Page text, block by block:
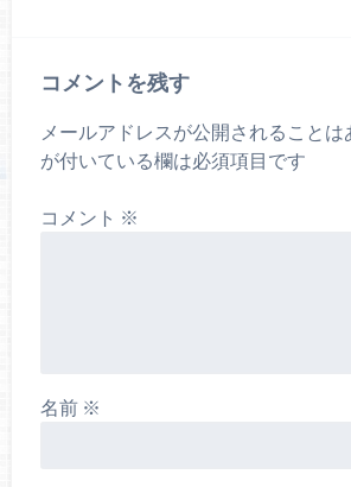
コメントを残す
メールアドレスが公開されることは
が付いている欄は必須項目です
コメント ※
名前 ※